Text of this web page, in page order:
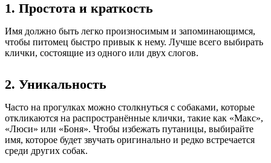
1. Простота и краткость
Имя должно быть легко произносимым и запоминающимся,
чтобы питомец быстро привык к нему. Лучше всего выбирать
клички, состоящие из одного или двух слогов.
2. Уникальность
Часто на прогулках можно столкнуться с собаками, которые
откликаются на распространённые клички, такие как «Макс»,
«Люси» или «Боня». Чтобы избежать путаницы, выбирайте
имя, которое будет звучать оригинально и редко встречается
среди других собак.